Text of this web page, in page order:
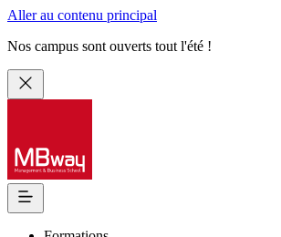
Aller au contenu principal
Nos campus sont ouverts tout l'été !